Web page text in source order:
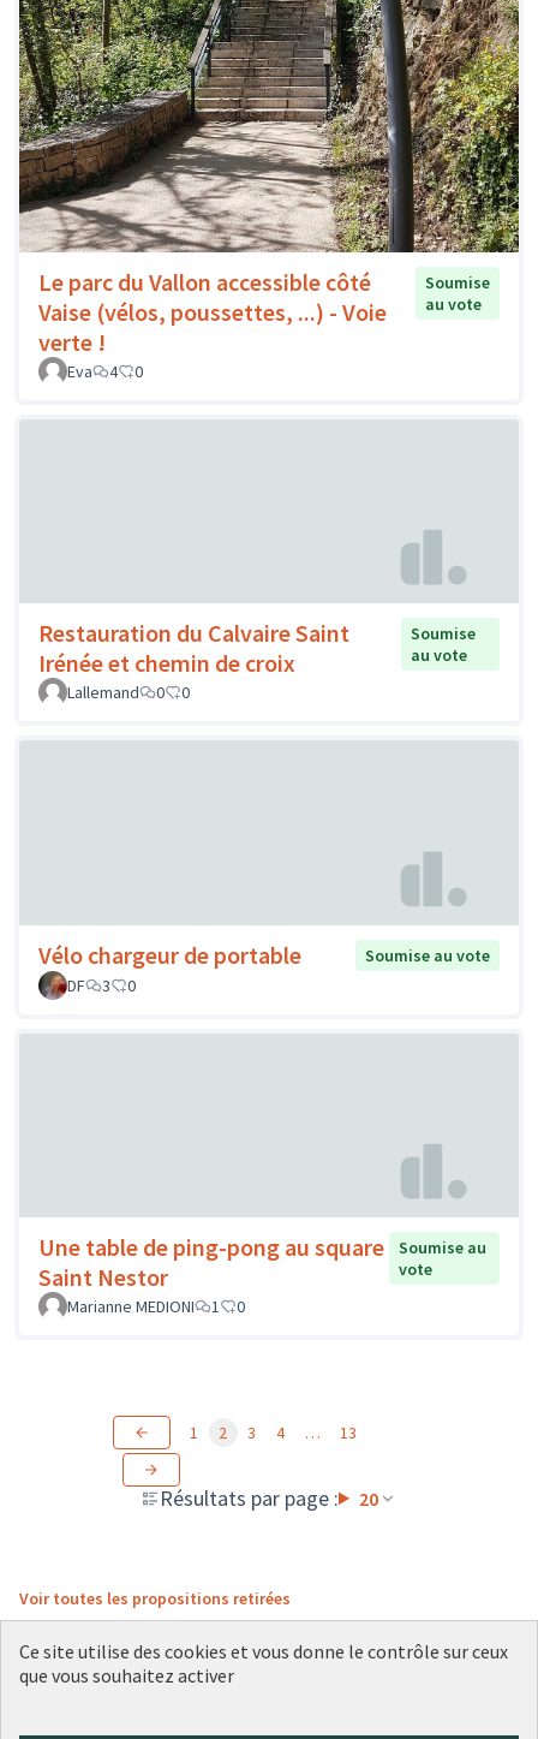
Le parc du Vallon accessible côté
Vaise (vélos, poussettes, ...) - Voie
verte !
Soumise
au vote
Eva 4 0
Restauration du Calvaire Saint
Irénée et chemin de croix
Soumise
au vote
Lallemand
0 0
Vélo chargeur de portable
Soumise au vote
DF
3 0
Une table de ping-pong au square
Saint Nestor
Soumise au
vote
Marianne MEDIONI
1 0
Résultats par page : 20
1 2 3 4 … 13
Voir toutes les propositions retirées
Ce site utilise des cookies et vous donne le contrôle sur ceux
que vous souhaitez activer